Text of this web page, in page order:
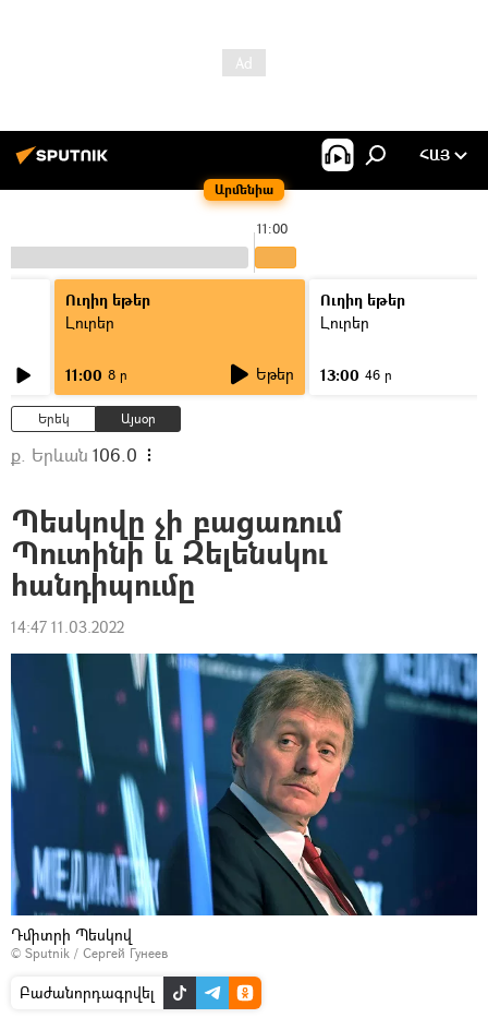
Արմենիա
ՀԱՅ
11:00
Ուղիղ եթեր
Լուրեր
11:00 8 ր Եթեր
Ուղիղ եթեր
Լուրեր
13:00 46 ր
Երեկ Այսօր
ք. Երևան 106.0
Պեսկովը չի բացառում
Պուտինի և Զելենսկու
հանդիպումը
14:47 11.03.2022
Դմիտրի Պեսկով
© Sputnik / Сергей Гунеев
Բաժանորդագրվել